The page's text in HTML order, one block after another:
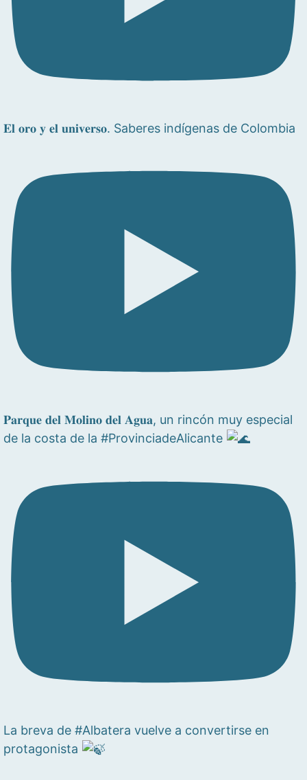
𝐄𝐥 𝐨𝐫𝐨 𝐲 𝐞𝐥 𝐮𝐧𝐢𝐯𝐞𝐫𝐬𝐨. Saberes indígenas de Colombia
𝐏𝐚𝐫𝐪𝐮𝐞 𝐝𝐞𝐥 𝐌𝐨𝐥𝐢𝐧𝐨 𝐝𝐞𝐥 𝐀𝐠𝐮𝐚, un rincón muy especial
de la costa de la #ProvinciadeAlicante
La breva de #Albatera vuelve a convertirse en
protagonista